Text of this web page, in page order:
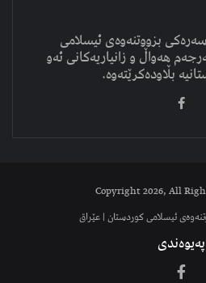
بزووتنەوەی ئیسلامی
هەواڵ و زانیاریەکانی ئەو
بڵاودەکرێتەوە.
ئیسلامی کوردستان | عێراق
پەیوەندی